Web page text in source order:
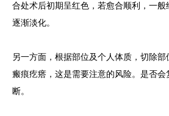
合处术后初期呈红色，若愈合顺利，一
逐渐淡化。
另一方面，根据部位及个人体质，切除
瘢痕疙瘩，这是需要注意的风险。是否会
断。